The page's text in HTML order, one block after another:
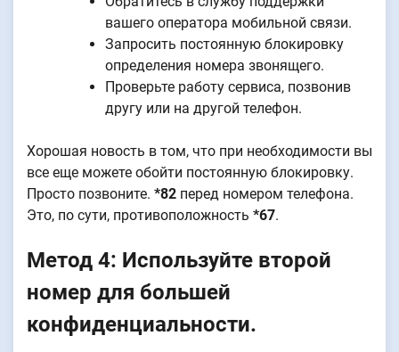
вашего оператора мобильной связи.
Запросить постоянную блокировку
определения номера звонящего.
Проверьте работу сервиса, позвонив
другу или на другой телефон.
Хорошая новость в том, что при необходимости вы
все еще можете обойти постоянную блокировку.
Просто позвоните. *82 перед номером телефона.
Это, по сути, противоположность *67.
Метод 4: Используйте второй
номер для большей
конфиденциальности.